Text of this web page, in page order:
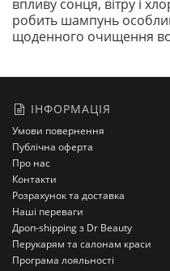
впливу сонця, вітру і
робить шампунь
щоденного очищення
ІНФОРМАЦІЯ
Умови повернення
Публічна оферта
Про нас
Контакти
Розрахунок та доставка
Наші переваги
Дроп-shipping з Dr Beauty
Перукарям та салонам краси
Програма лояльності